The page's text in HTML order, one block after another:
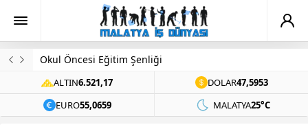
Okul Öncesi Eğitim Şenliği
ALTIN6.521,17 DOLAR47,5953
EURO55,0659 MALATYA25°C